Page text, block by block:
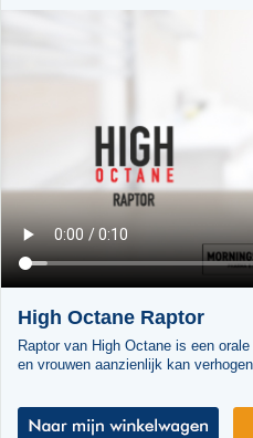
High Octane Raptor
Raptor van High Octane is een
en vrouwen aanzienlijk kan